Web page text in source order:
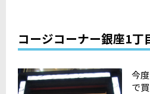
コージコーナー銀座1丁
今
で